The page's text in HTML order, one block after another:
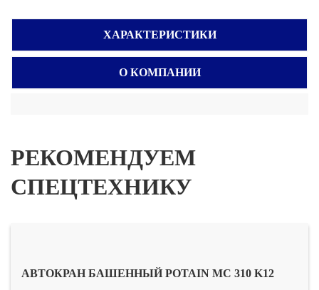
ХАРАКТЕРИСТИКИ
О КОМПАНИИ
РЕКОМЕНДУЕМ
СПЕЦТЕХНИКУ
АВТОКРАН БАШЕННЫЙ POTAIN MC 310 K12